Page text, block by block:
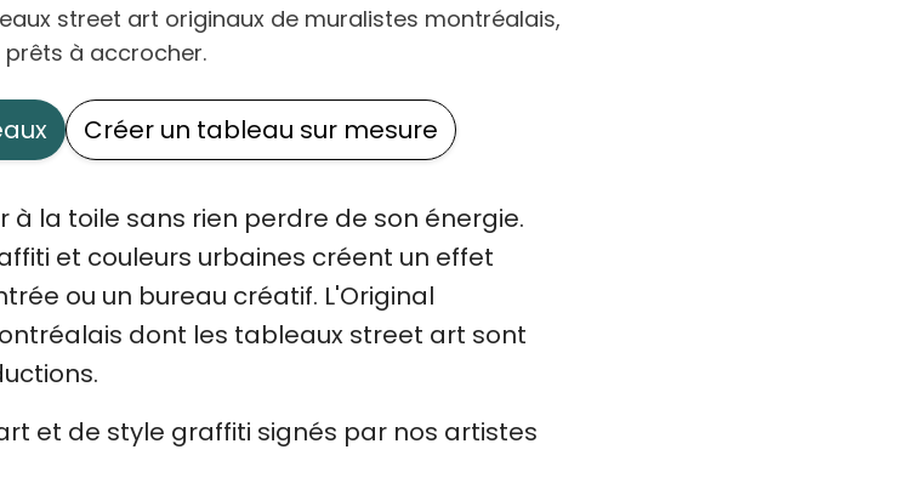
street art originaux de muralistes montréalais,
prêts à accrocher.
Créer un tableau sur mesure
à la toile sans rien perdre de son énergie.
et couleurs urbaines créent un effet
ou un bureau créatif. L'Original
dont les tableaux street art sont
et de style graffiti signés par nos artistes